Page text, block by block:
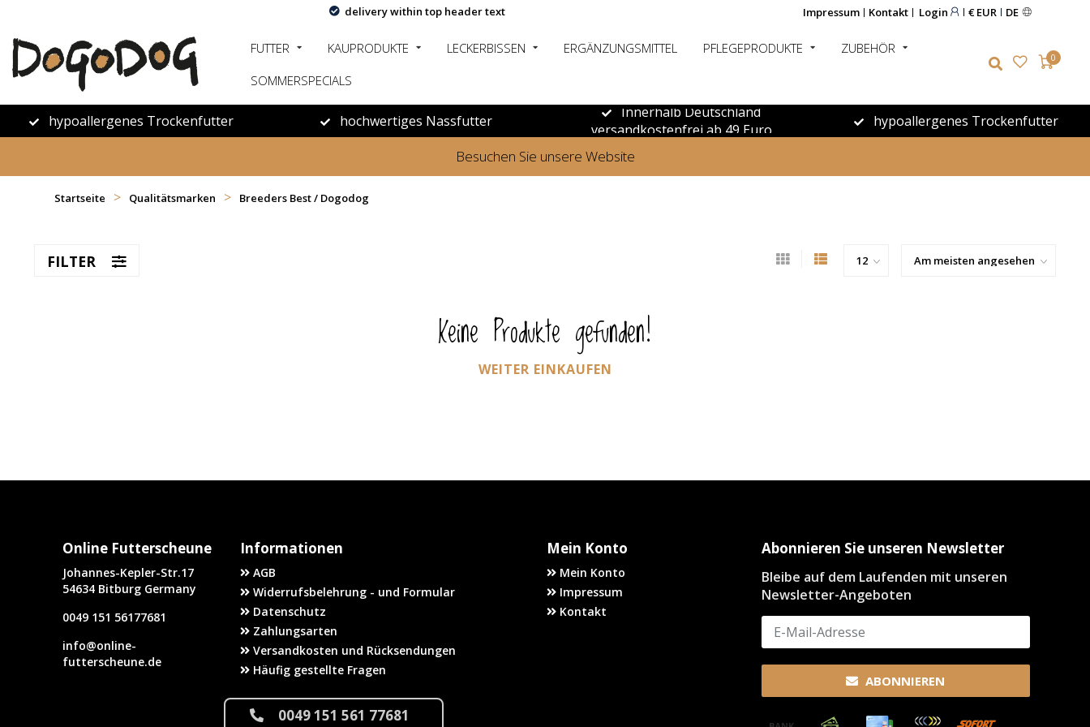
delivery within top header text Impressum Kontakt Login € EUR DE
FUTTER KAUPRODUKTE LECKERBISSEN ERGÄNZUNGSMITTEL PFLEGEPRODUKTE
ZUBEHÖR
SOMMERSPECIALS
0
hypoallergenes Trockenfutter hochwertiges Nassfutter
Innerhalb Deutschland
versandkostenfrei ab 49 Euro
hypoallergenes Trockenfutter
Besuchen Sie unsere Website
Startseite > Qualitätsmarken > Breeders Best / Dogodog
FILTER
Keine Produkte gefunden!
WEITER EINKAUFEN
Online Futterscheune
Johannes-Kepler-Str.17
54634 Bitburg Germany
0049 151 56177681
info@online-
futterscheune.de
Informationen
AGB
Widerrufsbelehrung - und Formular
Datenschutz
Zahlungsarten
Versandkosten und Rücksendungen
Häufig gestellte Fragen
0049 151 561 77681
Mein Konto
Mein Konto
Impressum
Kontakt
Abonnieren Sie unseren Newsletter
Bleibe auf dem Laufenden mit unseren
Newsletter-Angeboten
ABONNIEREN